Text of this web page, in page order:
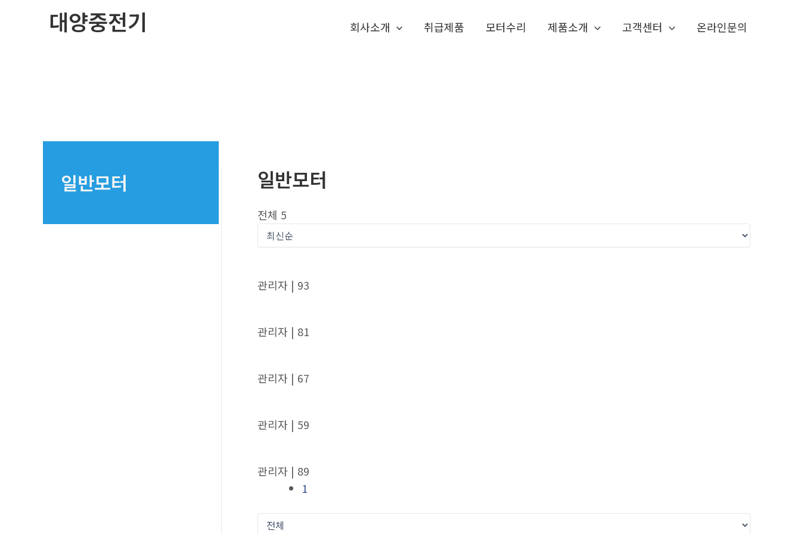
대양중전기 회사소개 취급제품 모터수리 제품소개 고객센터 온라인문의
일반모터 일반모터
전체 5
관리자 | 93
관리자 | 81
관리자 | 67
관리자 | 59
관리자 | 89
1